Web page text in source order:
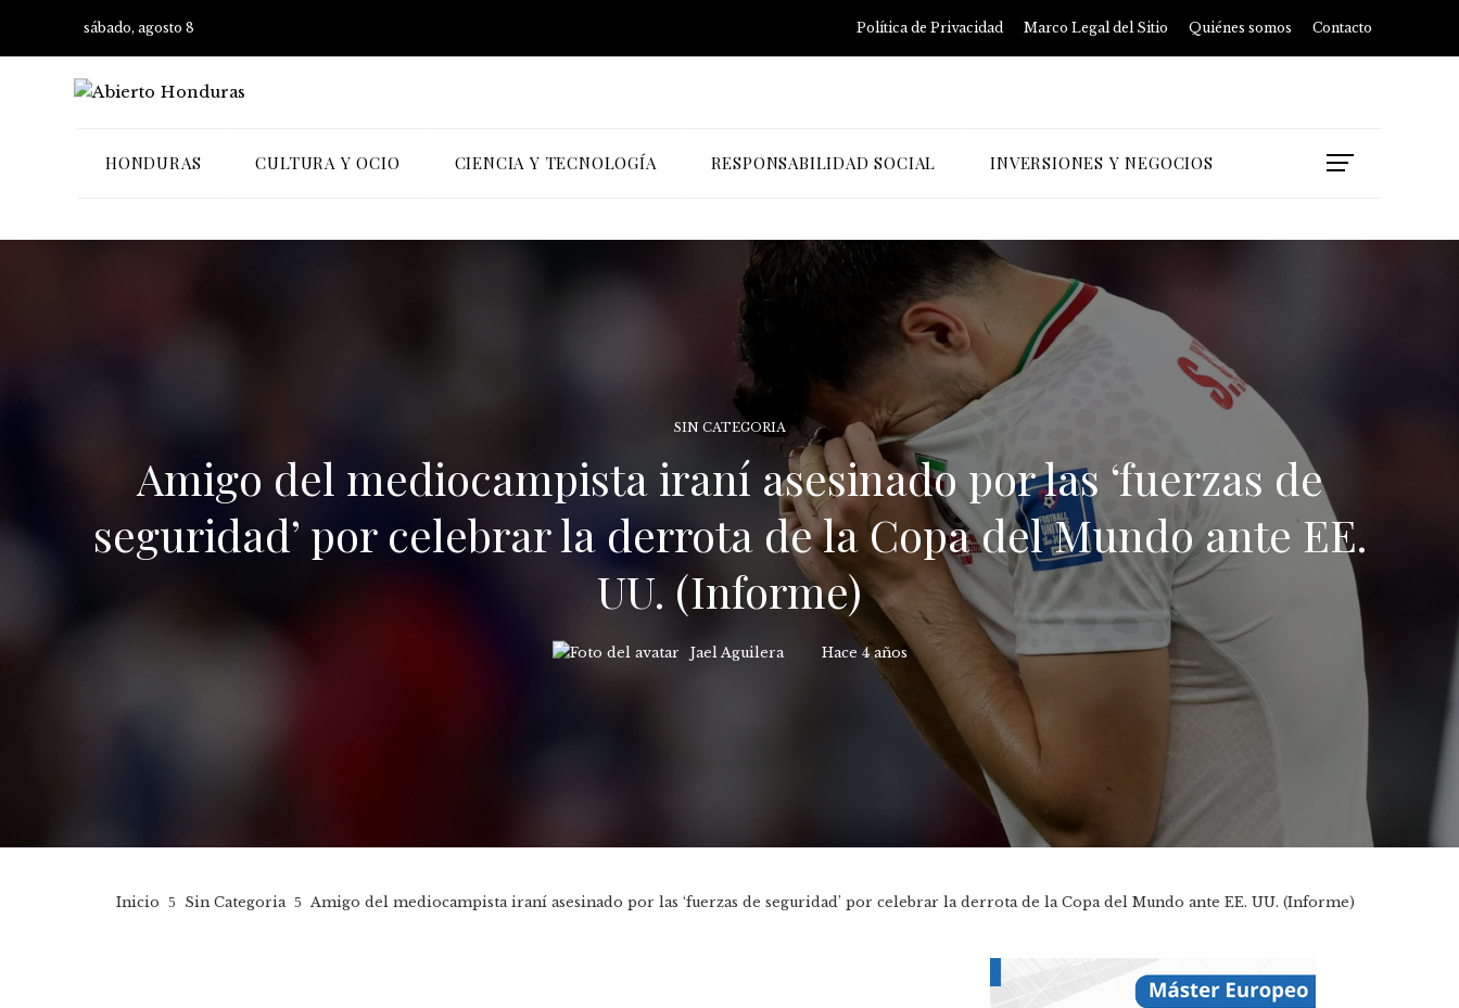
sábado, agosto 8 Política de Privacidad Marco Legal del Sitio Quiénes somos Contacto
HONDURAS CULTURA Y OCIO CIENCIA Y TECNOLOGÍA RESPONSABILIDAD SOCIAL INVERSIONES Y NEGOCIOS
SIN CATEGORIA
Amigo del mediocampista iraní asesinado por las ‘fuerzas de
seguridad’ por celebrar la derrota de la Copa del Mundo ante EE.
UU. (Informe)
Jael Aguilera Hace 4 años
Inicio Sin Categoria Amigo del mediocampista iraní asesinado por las ‘fuerzas de seguridad’ por celebrar la derrota de la Copa del Mundo ante EE. UU. (Informe)